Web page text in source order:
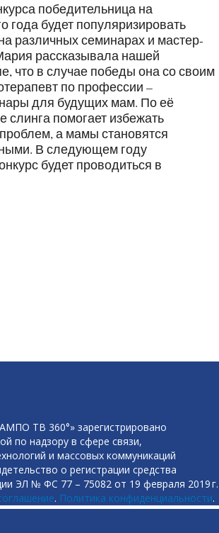
победительница на
года будет популяризировать
различных семинарах и мастер-
рассказывала нашей
что в случае победы она со своим
по профессии –
для будущих мам. По её
помогает избежать
а мамы становятся
В следующем году
будет проводиться в
ТВ 360°» зарегистрировано
по надзору в сфере связи,
и массовых коммуникаций
о регистрации средства
ЭЛ № ФС 77 – 75082 от 19 февраля 2019 г.
. Политика конфиденциальности.